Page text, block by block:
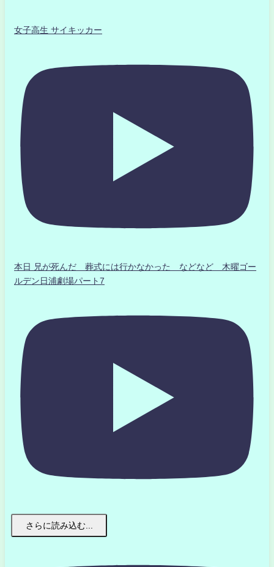
女子高生 サイキッカー
本日 兄が死んだ 葬式には行かなかった などなど 木曜ゴー
ルデン日浦劇場パート7
さらに読み込む...